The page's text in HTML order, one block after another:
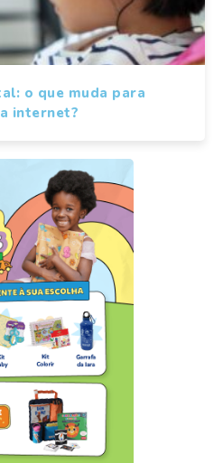
o que muda para
internet?